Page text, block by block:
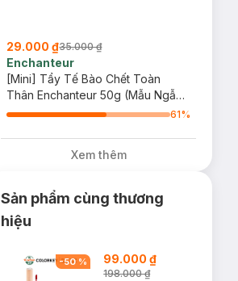
29.000 ₫35.000 ₫
Enchanteur
[Mini] Tẩy Tế Bào Chết Toàn
Thân Enchanteur 50g (Mẫu Ngẫu
Nhiên)
61%
Xem thêm
Sản phẩm cùng thương
hiệu
-50% 99.000 ₫
198.000 ₫